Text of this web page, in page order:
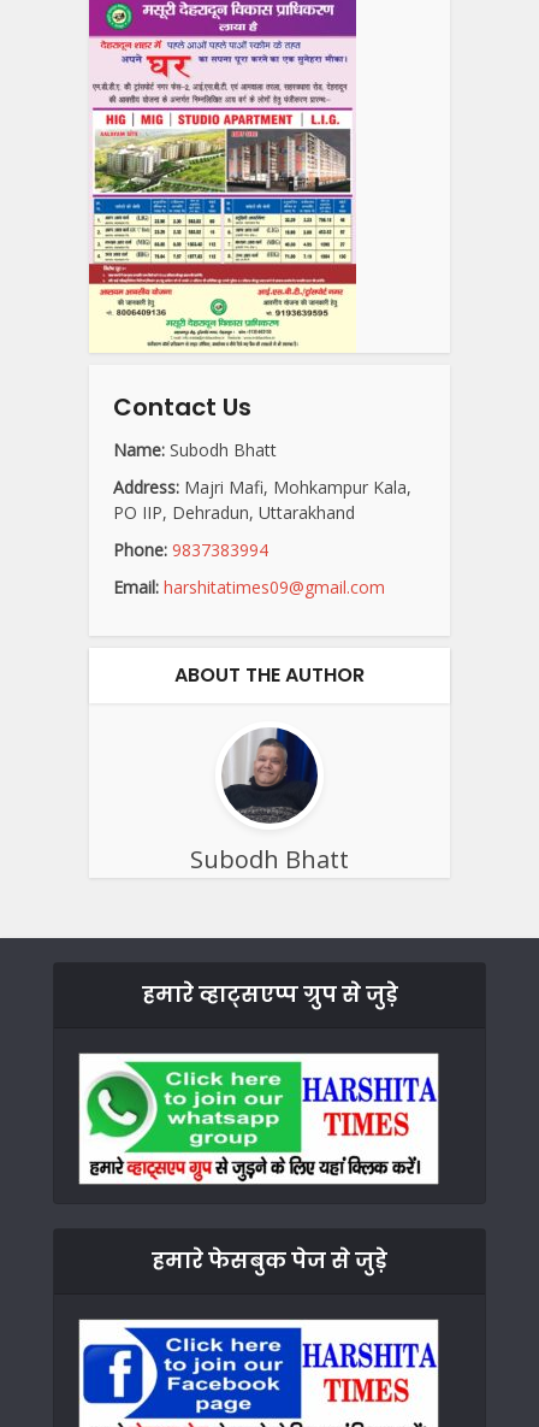
Contact Us
Name: Subodh Bhatt
Address: Majri Mafi, Mohkampur Kala,
PO IIP, Dehradun, Uttarakhand
Phone: 9837383994
Email: harshitatimes09@gmail.com
ABOUT THE AUTHOR
Subodh Bhatt
हमारे व्हाट्सएप्प ग्रुप से जुड़े
हमारे फेसबुक पेज से जुड़े